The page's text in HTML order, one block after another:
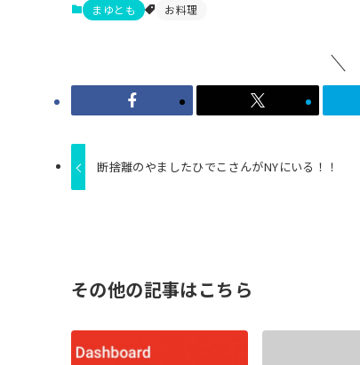
まゆとも お料理
断捨離のやましたひでこさんがNYにいる！！
その他の記事はこちら